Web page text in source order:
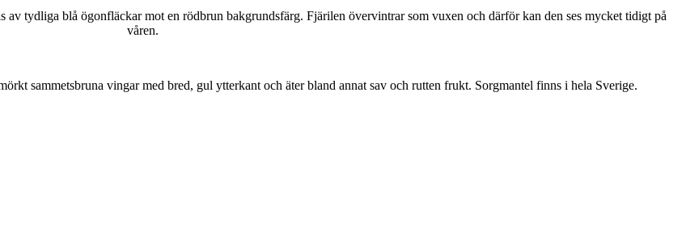
av tydliga blå ögonfläckar mot en rödbrun bakgrundsfärg. Fjärilen övervintrar som vuxen och därför kan den ses mycket tidigt på
våren.
sammetsbruna vingar med bred, gul ytterkant och äter bland annat sav och rutten frukt. Sorgmantel finns i hela Sverige.